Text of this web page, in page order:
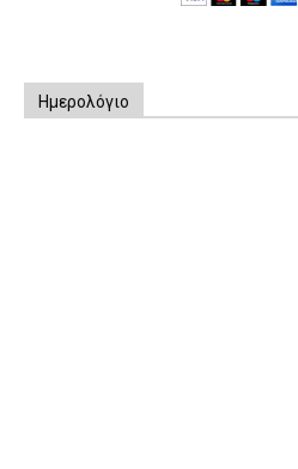
Ημερολόγιο